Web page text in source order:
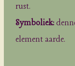
rust.
Symboliek:
element aarde.